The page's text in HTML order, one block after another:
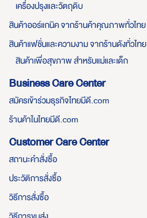
เครื่องปรุงและวัตถุดิบ
สินค้าออร์แกนิค จากร้านค้าคุณภาพทั่วไทย
สินค้าแฟชั่นและความงาม จากร้านดังทั่วไทย
สินค้าเพื่อสุขภาพ สำหรับแม่และเด็ก
Business Care Center
สมัครเข้าร่วมธุรกิจไทยมีดี.com
ร้านค้าในไทยมีดี.com
Customer Care Center
สถานะคำสั่งซื้อ
ประวัติการสั่งซื้อ
วิธีการสั่งซื้อ